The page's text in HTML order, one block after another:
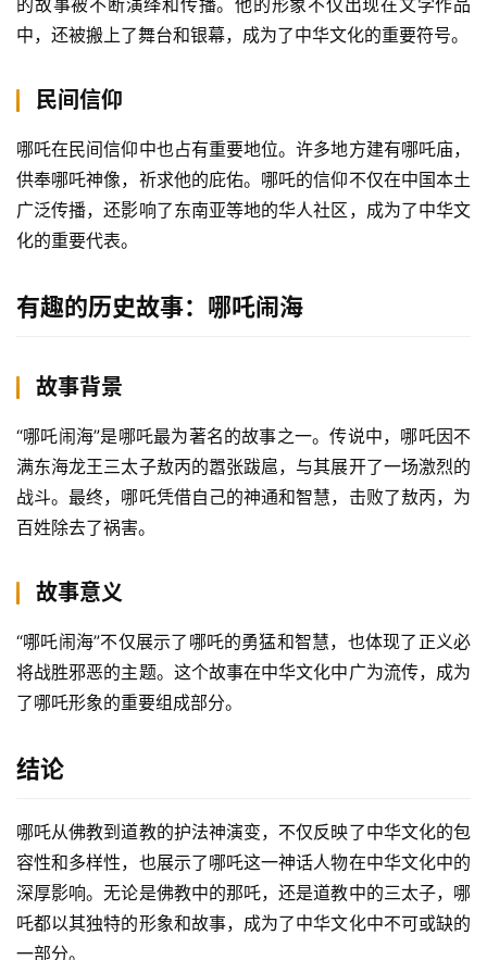
的故事被不断演绎和传播。他的形象不仅出现在文学作品
中，还被搬上了舞台和银幕，成为了中华文化的重要符号。
民间信仰
哪吒在民间信仰中也占有重要地位。许多地方建有哪吒庙，
供奉哪吒神像，祈求他的庇佑。哪吒的信仰不仅在中国本土
广泛传播，还影响了东南亚等地的华人社区，成为了中华文
化的重要代表。
有趣的历史故事：哪吒闹海
故事背景
“哪吒闹海”是哪吒最为著名的故事之一。传说中，哪吒因不
满东海龙王三太子敖丙的嚣张跋扈，与其展开了一场激烈的
战斗。最终，哪吒凭借自己的神通和智慧，击败了敖丙，为
百姓除去了祸害。
故事意义
“哪吒闹海”不仅展示了哪吒的勇猛和智慧，也体现了正义必
将战胜邪恶的主题。这个故事在中华文化中广为流传，成为
了哪吒形象的重要组成部分。
结论
哪吒从佛教到道教的护法神演变，不仅反映了中华文化的包
容性和多样性，也展示了哪吒这一神话人物在中华文化中的
深厚影响。无论是佛教中的那吒，还是道教中的三太子，哪
吒都以其独特的形象和故事，成为了中华文化中不可或缺的
一部分。